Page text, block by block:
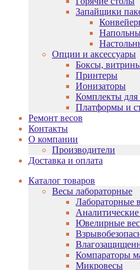
Запайщики
Опции и аксессуары
Боксы,
Принтеры
Ионизаторы
Комплекты для
Платформы и
Ремонт весов
Контакты
О компании
Производители
Доставка и оплата
Каталог товаров
Весы лабораторные
Лабораторные
Ювелирные
Компараторы
Микровесы